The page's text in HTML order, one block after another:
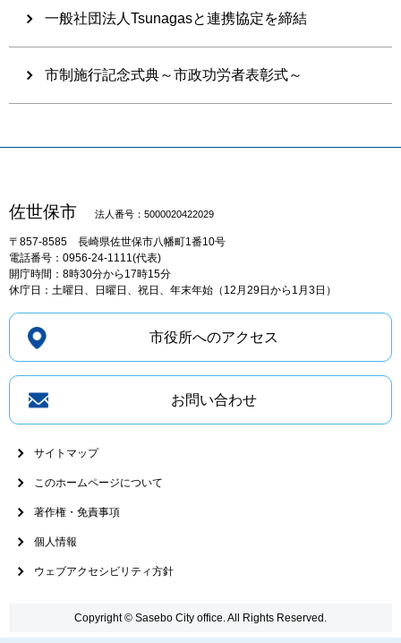
一般社団法人Tsunagasと連携協定を締結
市制施行記念式典～市政功労者表彰式～
佐世保市 法人番号：5000020422029
〒857-8585 長崎県佐世保市八幡町1番10号
電話番号：0956-24-1111(代表)
開庁時間：8時30分から17時15分
休庁日：土曜日、日曜日、祝日、年末年始（12月29日から1月3日）
市役所へのアクセス
お問い合わせ
サイトマップ
このホームページについて
著作権・免責事項
個人情報
ウェブアクセシビリティ方針
Copyright © Sasebo City office. All Rights Reserved.